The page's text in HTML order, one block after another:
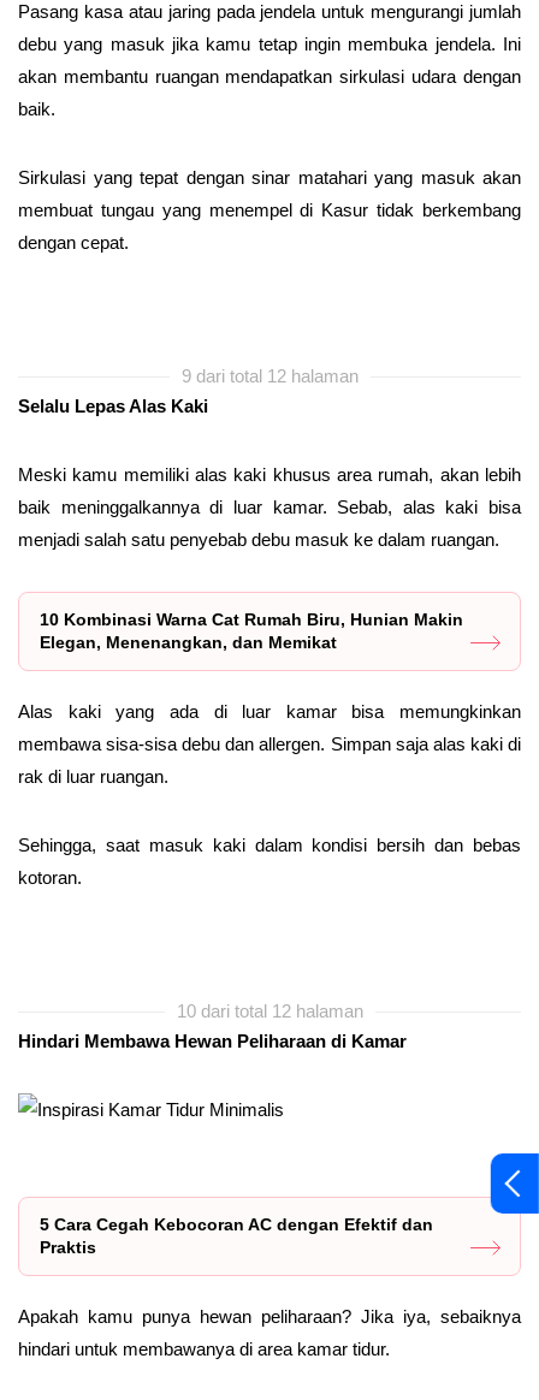
Pasang kasa atau jaring pada jendela untuk mengurangi jumlah
debu yang masuk jika kamu tetap ingin membuka jendela. Ini
akan membantu ruangan mendapatkan sirkulasi udara dengan
baik.
Sirkulasi yang tepat dengan sinar matahari yang masuk akan
membuat tungau yang menempel di Kasur tidak berkembang
dengan cepat.
9 dari total 12 halaman
Selalu Lepas Alas Kaki
Meski kamu memiliki alas kaki khusus area rumah, akan lebih
baik meninggalkannya di luar kamar. Sebab, alas kaki bisa
menjadi salah satu penyebab debu masuk ke dalam ruangan.
10 Kombinasi Warna Cat Rumah Biru, Hunian Makin
Elegan, Menenangkan, dan Memikat
Alas kaki yang ada di luar kamar bisa memungkinkan
membawa sisa-sisa debu dan allergen. Simpan saja alas kaki di
rak di luar ruangan.
Sehingga, saat masuk kaki dalam kondisi bersih dan bebas
kotoran.
10 dari total 12 halaman
Hindari Membawa Hewan Peliharaan di Kamar
5 Cara Cegah Kebocoran AC dengan Efektif dan
Praktis
Apakah kamu punya hewan peliharaan? Jika iya, sebaiknya
hindari untuk membawanya di area kamar tidur.